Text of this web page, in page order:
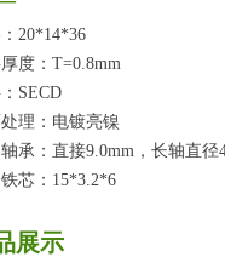
20*14*36
度：T=0.8mm
SECD
理：电镀亮镍
承：直接9.0mm，长轴直径
芯：15*3.2*6
展示